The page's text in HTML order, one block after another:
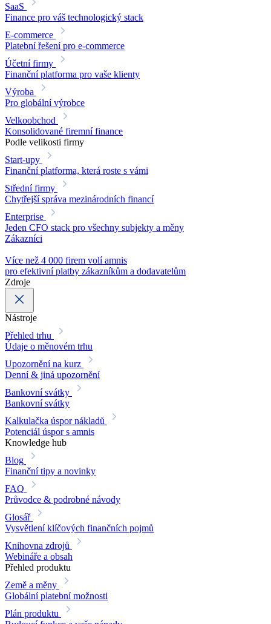
SaaS
Finance pro váš technologický stack
E-commerce
Platební řešení pro e-commerce
Účetní firmy
Finanční platforma pro vaše klienty
Výroba
Pro globální výrobce
Velkoobchod
Konsolidované firemní finance
Podle velikosti firmy
Start-upy
Finanční platforma, která roste s vámi
Střední firmy
Chytřejší správa mezinárodních financí
Enterprise
Jeden CFO stack pro všechny subjekty a měny
Zákazníci
Více než 4 000 firem volí amnis
pro efektivní platby zákazníkům a dodavatelům
Zdroje
Nástroje
Přehled trhu
Údaje o měnovém trhu
Upozornění na kurz
Denní & jiná upozornění
Bankovní svátky
Bankovní svátky
Kalkulačka úspor nákladů
Potenciál úspor s amnis
Knowledge hub
Blog
Finanční tipy a novinky
FAQ
Průvodce & podrobné návody
Glosář
Vysvětlení klíčových finančních pojmů
Knihovna zdrojů
Webináře a obsah
Přehled produktu
Země a měny
Globální platební možnosti
Plán produktu